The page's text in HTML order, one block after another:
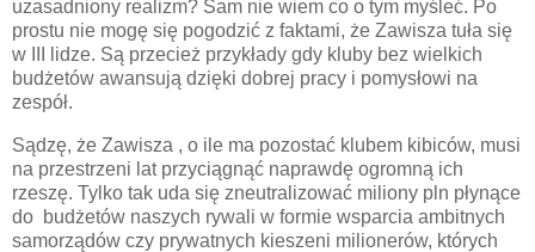
uzasadniony realizm? Sam nie wiem co o tym myśleć. Po
prostu nie mogę się pogodzić z faktami, że Zawisza tuła się
w III lidze. Są przecież przykłady gdy kluby bez wielkich
budżetów awansują dzięki dobrej pracy i pomysłowi na
zespół.
Sądzę, że Zawisza , o ile ma pozostać klubem kibiców, musi
na przestrzeni lat przyciągnąć naprawdę ogromną ich
rzeszę. Tylko tak uda się zneutralizować miliony pln płynące
do budżetów naszych rywali w formie wsparcia ambitnych
samorządów czy prywatnych kieszeni milionerów, których